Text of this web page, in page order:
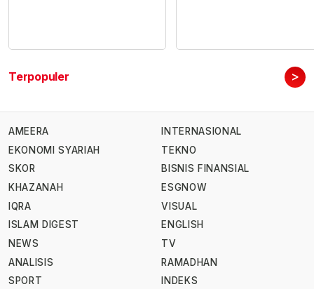
Terpopuler >
AMEERA
EKONOMI SYARIAH
SKOR
KHAZANAH
IQRA
ISLAM DIGEST
NEWS
ANALISIS
SPORT
INTERNASIONAL
TEKNO
BISNIS FINANSIAL
ESGNOW
VISUAL
ENGLISH
TV
RAMADHAN
INDEKS